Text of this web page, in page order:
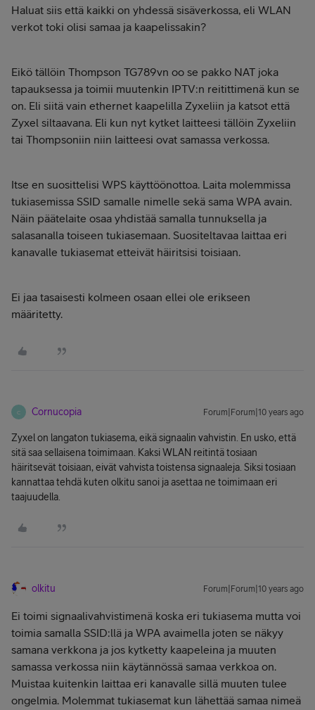
Haluat siis että kaikki on yhdessä sisäverkossa, eli WLAN
verkot toki olisi samaa ja kaapelissakin?
Eikö tällöin Thompson TG789vn oo se pakko NAT joka
tapauksessa ja toimii muutenkin IPTV:n reitittimenä kun se
on. Eli siitä vain ethernet kaapelilla Zyxeliin ja katsot että
Zyxel siltaavana. Eli kun nyt kytket laitteesi tällöin Zyxeliin
tai Thompsoniin niin laitteesi ovat samassa verkossa.
Itse en suosittelisi WPS käyttöönottoa. Laita molemmissa
tukiasemissa SSID samalle nimelle sekä sama WPA avain.
Näin päätelaite osaa yhdistää samalla tunnuksella ja
salasanalla toiseen tukiasemaan. Suositeltavaa laittaa eri
kanavalle tukiasemat etteivät häiritsisi toisiaan.
Ei jaa tasaisesti kolmeen osaan ellei ole erikseen
määritetty.
C Cornucopia Forum|Forum|10 years ago
Zyxel on langaton tukiasema, eikä signaalin vahvistin. En usko, että
sitä saa sellaisena toimimaan. Kaksi WLAN reitintä tosiaan
häiritsevät toisiaan, eivät vahvista toistensa signaaleja. Siksi tosiaan
kannattaa tehdä kuten olkitu sanoi ja asettaa ne toimimaan eri
taajuudella.
olkitu Forum|Forum|10 years ago
Ei toimi signaalivahvistimenä koska eri tukiasema mutta voi
toimia samalla SSID:llä ja WPA avaimella joten se näkyy
samana verkkona ja jos kytketty kaapeleina ja muuten
samassa verkossa niin käytännössä samaa verkkoa on.
Muistaa kuitenkin laittaa eri kanavalle sillä muuten tulee
ongelmia. Molemmat tukiasemat kun lähettää samaa nimeä